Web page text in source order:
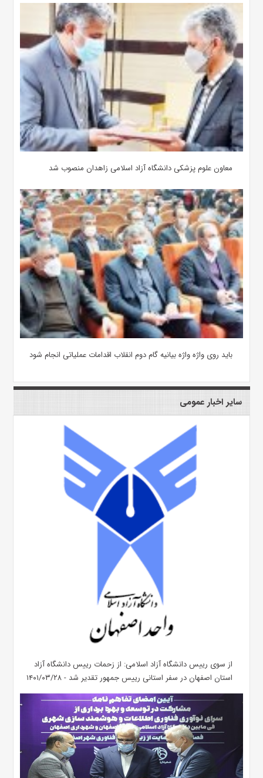
معاون علوم‌ پزشکی دانشگاه آزاد اسلامی زاهدان منصوب شد
باید روی واژه واژه بیانیه گام دوم انقلاب اقدامات عملیاتی انجام شود
سایر اخبار عمومی
از سوی رییس دانشگاه آزاد اسلامی: از زحمات رییس دانشگاه آزاد
استان اصفهان در سفر استانی رییس جمهور تقدیر شد - ۱۴۰۱/۰۳/۲۸